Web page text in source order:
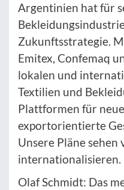
Argentinien hat für
Zukunftsstrategie.
Emitex, Confemaq
lokalen und
Textilien und
Plattformen für
exportorientierte
Unsere Pläne sehen
internationalisieren.
Olaf Schmidt: Das